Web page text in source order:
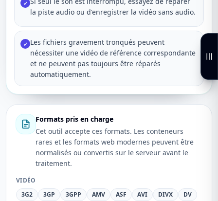
✓
la piste audio ou d'enregistrer la vidéo sans audio.
✓ Les fichiers gravement tronqués peuvent
nécessiter une vidéo de référence correspondante
et ne peuvent pas toujours être réparés
automatiquement.
Formats pris en charge
Cet outil accepte ces formats. Les conteneurs
rares et les formats web modernes peuvent être
normalisés ou convertis sur le serveur avant le
traitement.
VIDÉO
3G2
3GP 3GPP AMV ASF AVI DIVX
DV